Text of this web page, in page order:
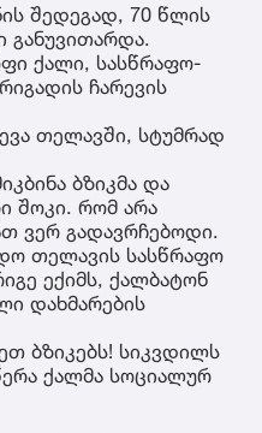
შედეგად, 70 წლის
განუვითარდა.
ქალი, სასწრაფო-
ჩარევის
თელავში, სტუმრად
ბზიკმა და
შოკი. რომ არა
ვერ გადავრჩებოდი.
თელავის სასწრაფო
ექიმს, ქალბატონ
დახმარების
ბზიკებს! სიკვდილს
ქალმა სოციალურ